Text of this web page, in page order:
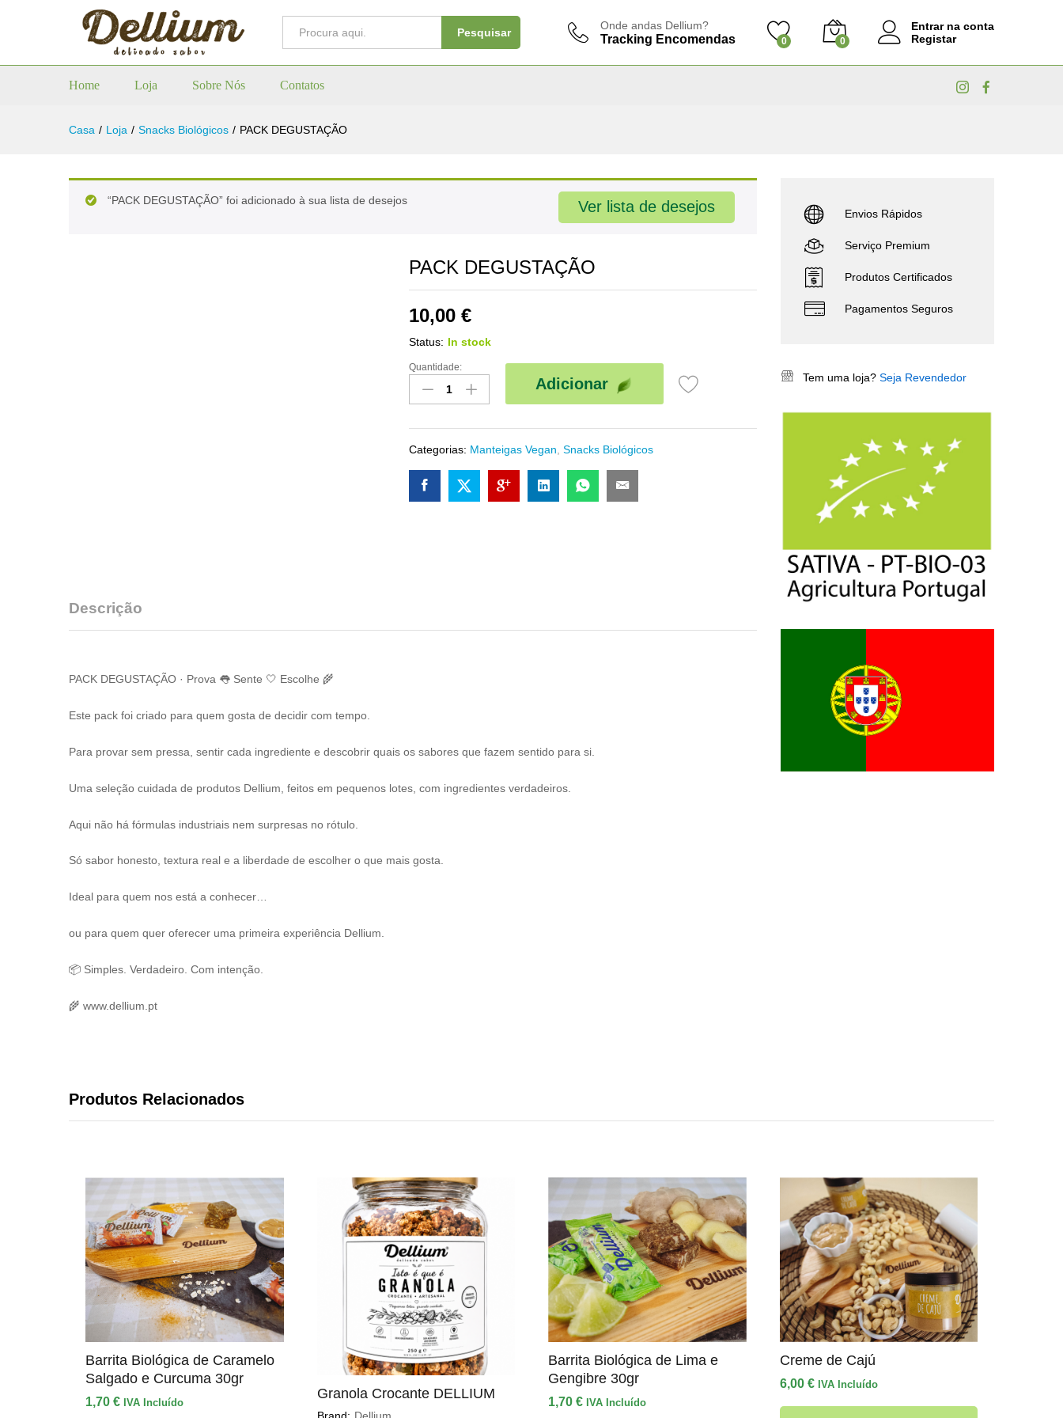
Todos Pesquisar
Onde andas Dellium?
Tracking Encomendas 0 0
Entrar na conta
Registar
Home Loja Sobre Nós Contatos
Casa / Loja / Snacks Biológicos / PACK DEGUSTAÇÃO
Ver lista de desejos
“PACK DEGUSTAÇÃO” foi adicionado à sua lista de desejos
PACK DEGUSTAÇÃO
10,00€
Status: In stock
PACK
DEGUSTAÇÃO
quantidade
Quantidade:
Adicionar
Categorias: Manteigas Vegan ,Snacks Biológicos
Descrição
PACK DEGUSTAÇÃO · Prova 👅 Sente 🤍 Escolhe 🌾
Este pack foi criado para quem gosta de decidir com tempo.
Para provar sem pressa, sentir cada ingrediente e descobrir quais os sabores que fazem sentido para si.
Uma seleção cuidada de produtos Dellium, feitos em pequenos lotes, com ingredientes verdadeiros.
Aqui não há fórmulas industriais nem surpresas no rótulo.
Só sabor honesto, textura real e a liberdade de escolher o que mais gosta.
Ideal para quem nos está a conhecer…
ou para quem quer oferecer uma primeira experiência Dellium.
📦 Simples. Verdadeiro. Com intenção.
🌾 www.dellium.pt
Envios Rápidos
Serviço Premium
Produtos Certificados
Pagamentos Seguros
Tem uma loja? Seja Revendedor
Produtos Relacionados
Barrita Biológica de Caramelo
Salgado e Curcuma 30gr
1,70 € IVA Incluído
Granola Crocante DELLIUM
Barrita Biológica de Lima e
Gengibre 30gr
1,70 € IVA Incluído
Creme de Cajú
6,00 € IVA Incluído